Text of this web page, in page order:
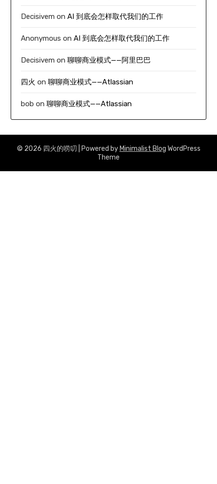
Decisivem onAI 到底会怎样取代我们的工作
Anonymous onAI 到底会怎样取代我们的工作
Decisivem on聊聊商业模式——阿里巴巴
四火 on聊聊商业模式——Atlassian
bob on聊聊商业模式——Atlassian
© 2026 四火的唠叨 | Powered by Minimalist Blog WordPress
Theme